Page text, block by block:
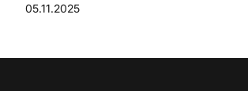
05.11.2025